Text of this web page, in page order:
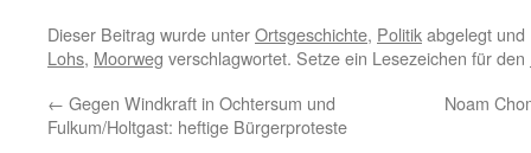
Dieser Beitrag wurde unterOrtsgeschichte, Politikabgelegt
Lohs, Moorweg verschlagwortet. Setze ein Lesezeichen für den
← Gegen Windkraft in Ochtersum und
Fulkum/Holtgast: heftige Bürgerproteste
Noam